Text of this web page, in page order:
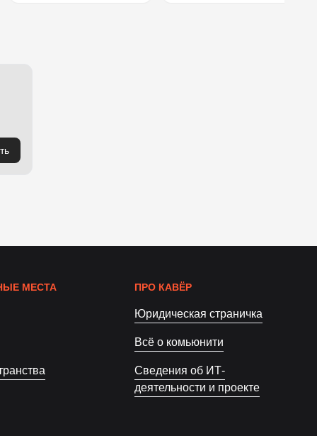
МЕСТА ПРО КАВЁР
Юридическая страничка
Всё о комьюнити
Сведения об ИТ-
деятельности и проекте